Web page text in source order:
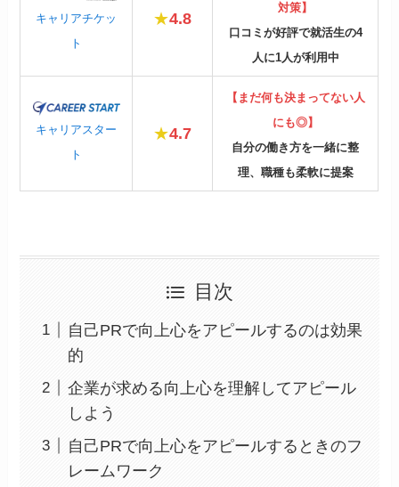
キャリアチケッ
ト
★4.8
対策】
口コミが好評で就活生の4
人に1人が利用中
キャリアスター
ト
★4.7
【まだ何も決まってない人
にも◎】
自分の働き方を一緒に整
理、職種も柔軟に提案
目次
自己PRで向上心をアピールするのは効果
的
企業が求める向上心を理解してアピール
しよう
自己PRで向上心をアピールするときのフ
レームワーク